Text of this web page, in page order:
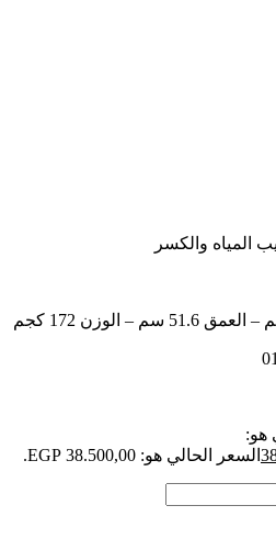
المياه والكسر
هو:
السعر الحالي هو: 38.500,00 EGP.